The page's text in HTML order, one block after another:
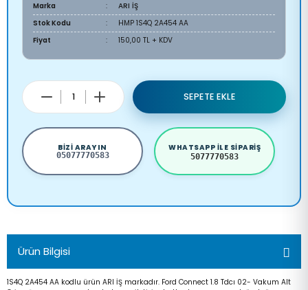
Marka
ARI İŞ
Stok Kodu
HMP 1S4Q 2A454 AA
Fiyat
150,00 TL + KDV
SEPETE EKLE
BIZI ARAYIN
05077770583
WHATSAPP ILE SIPARIŞ
5077770583
Ürün Bilgisi
1S4Q 2A454 AA kodlu ürün ARI İŞ markadır. Ford Connect 1.8 Tdcı 02- Vakum Alt